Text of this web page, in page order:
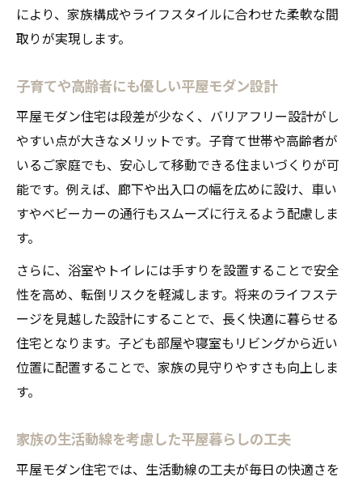
により、家族構成やライフスタイルに合わせた柔軟な間
取りが実現します。
子育てや高齢者にも優しい平屋モダン設計
平屋モダン住宅は段差が少なく、バリアフリー設計がし
やすい点が大きなメリットです。子育て世帯や高齢者が
いるご家庭でも、安心して移動できる住まいづくりが可
能です。例えば、廊下や出入口の幅を広めに設け、車い
すやベビーカーの通行もスムーズに行えるよう配慮しま
す。
さらに、浴室やトイレには手すりを設置することで安全
性を高め、転倒リスクを軽減します。将来のライフステ
ージを見越した設計にすることで、長く快適に暮らせる
住宅となります。子ども部屋や寝室もリビングから近い
位置に配置することで、家族の見守りやすさも向上しま
す。
家族の生活動線を考慮した平屋暮らしの工夫
平屋モダン住宅では、生活動線の工夫が毎日の快適さを